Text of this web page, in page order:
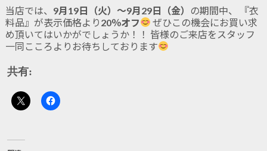
当店では、 9月19日（火）～9月29日（金）
の期間中、 『衣
料品』が表示価格より 20％オフ
ぜひこの機会にお買い求
め頂いてはいかがでしょうか！！ 皆様のご来店をスタッフ
一同こころよりお待ちしております
共有: